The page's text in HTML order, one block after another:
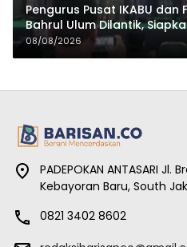
Pengurus Pusat IKABU
Bahrul Ulum Dilantik,
Organisasi dan Ekonomi
08/08/2026
PADEPOKAN ANTASARI Jl.
Kebayoran Baru, South
0821 3402 8602